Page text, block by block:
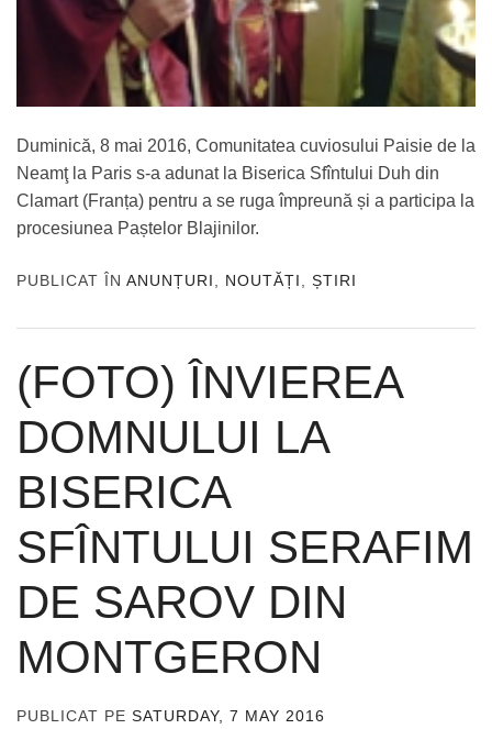
Duminică, 8 mai 2016, Comunitatea cuviosului Paisie de la
Neamţ la Paris s-a adunat la Biserica Sfîntului Duh din
Clamart (Franța) pentru a se ruga împreună și a participa la
procesiunea Paștelor Blajinilor.
PUBLICAT ÎN ANUNȚURI NOUTĂȚI ȘTIRI
(FOTO) ÎNVIEREA
DOMNULUI LA
BISERICA
SFÎNTULUI SERAFIM
DE SAROV DIN
MONTGERON
PUBLICAT PE SATURDAY, 7 MAY 2016